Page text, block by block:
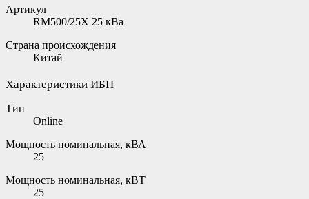
Артикул
RM500/25X 25 кВа
Страна происхождения
Китай
Характеристики ИБП
Тип
Online
Мощность номинальная, кВА
25
Мощность номинальная, кВТ
25